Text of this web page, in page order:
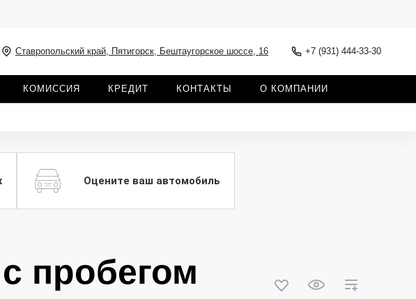
+7 (931) 444-33-30
Ставропольский край, Пятигорск, Бештаугорское шоссе, 16
КОМИССИЯ КРЕДИТ КОНТАКТЫ О КОМПАНИИ
Оцените ваш автомобиль
пробегом